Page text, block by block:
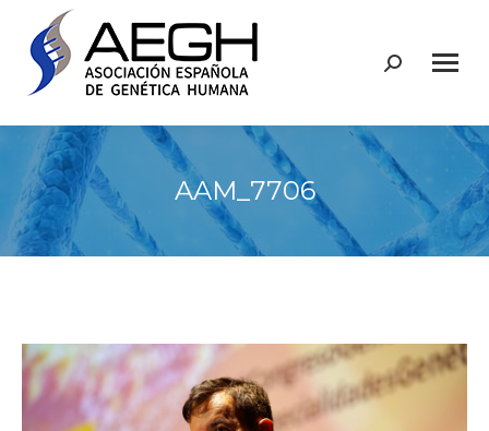
Buscar:
AAM_7706